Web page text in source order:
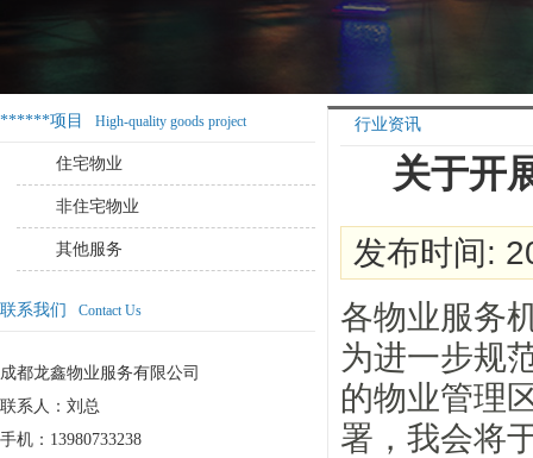
******项目 High-quality goods project
住宅物业
非住宅物业
其他服务
联系我们 Contact Us
成都龙鑫物业服务有限公司
联系人：刘总
手机：13980733238
行业资讯
关于开
发布时间:
各物业服务
为进一步规
的物业管理
署，我会将